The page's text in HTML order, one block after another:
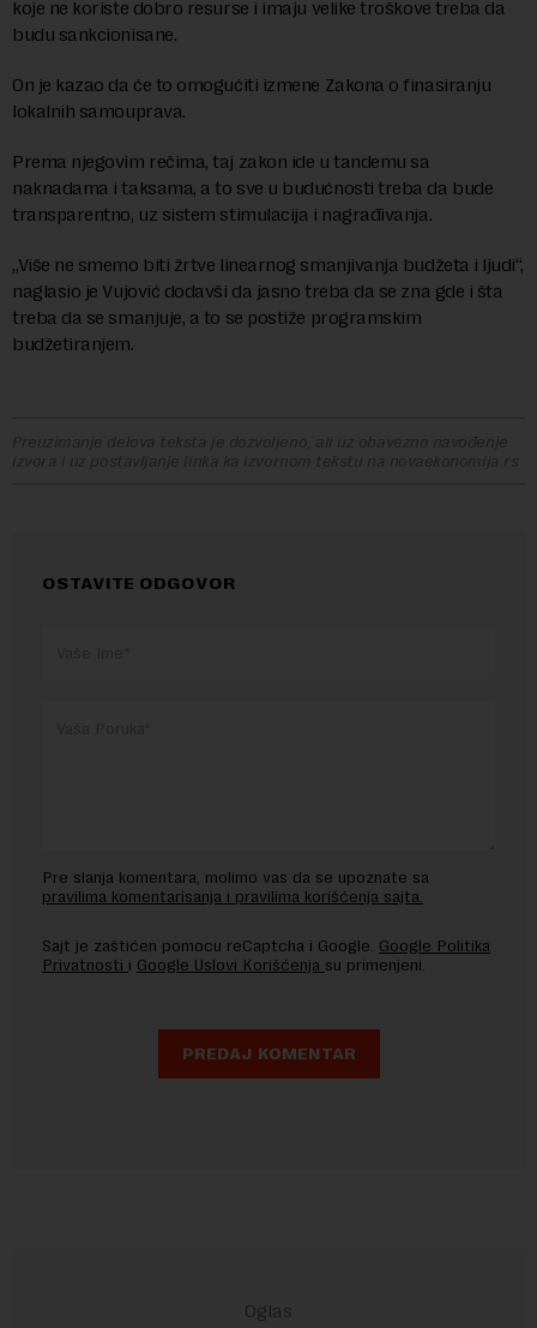
koje ne koriste dobro resurse i imaju velike troškove treba da
budu sankcionisane.
On je kazao da će to omogućiti izmene Zakona o finasiranju
lokalnih samouprava.
Prema njegovim rečima, taj zakon ide u tandemu sa
naknadama i taksama, a to sve u budućnosti treba da bude
transparentno, uz sistem stimulacija i nagrađivanja.
„Više ne smemo biti žrtve linearnog smanjivanja budžeta i ljudi“,
naglasio je Vujović dodavši da jasno treba da se zna gde i šta
treba da se smanjuje, a to se postiže programskim
budžetiranjem.
Preuzimanje delova teksta je dozvoljeno, ali uz obavezno navođenje
izvora i uz postavljanje linka ka izvornom tekstu na novaekonomija.rs
OSTAVITE ODGOVOR
Pre slanja komentara, molimo vas da se upoznate sa
pravilima komentarisanja i pravilima korišćenja sajta.
Sajt je zaštićen pomocu reCaptcha i Google. Google Politika
Privatnosti i Google Uslovi Korišćenja su primenjeni.